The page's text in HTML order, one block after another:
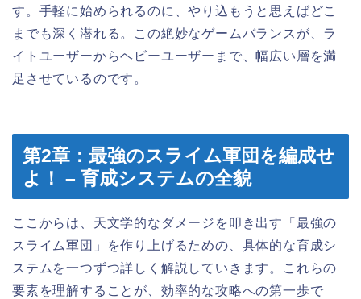
す。手軽に始められるのに、やり込もうと思えばどこ
までも深く潜れる。この絶妙なゲームバランスが、ラ
イトユーザーからヘビーユーザーまで、幅広い層を満
足させているのです。
第2章：最強のスライム軍団を編成せ
よ！ – 育成システムの全貌
ここからは、天文学的なダメージを叩き出す「最強の
スライム軍団」を作り上げるための、具体的な育成シ
ステムを一つずつ詳しく解説していきます。これらの
要素を理解することが、効率的な攻略への第一歩で